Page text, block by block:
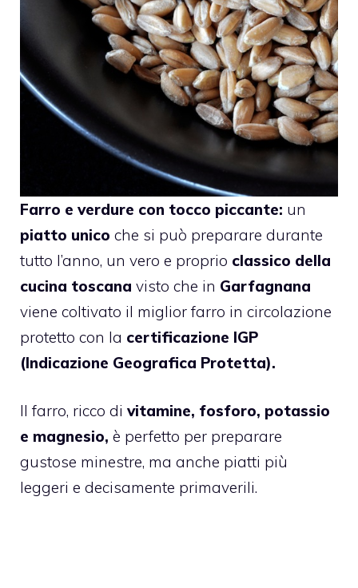
Farro e verdure con tocco piccante: un
piatto unico che si può preparare durante
tutto l’anno, un vero e proprio classico della
cucina toscana visto che in Garfagnana
viene coltivato il miglior farro in circolazione
protetto con la certificazione IGP
(Indicazione Geografica Protetta).
Il farro, ricco di vitamine, fosforo, potassio
e magnesio, è perfetto per preparare
gustose minestre, ma anche piatti più
leggeri e decisamente primaverili.